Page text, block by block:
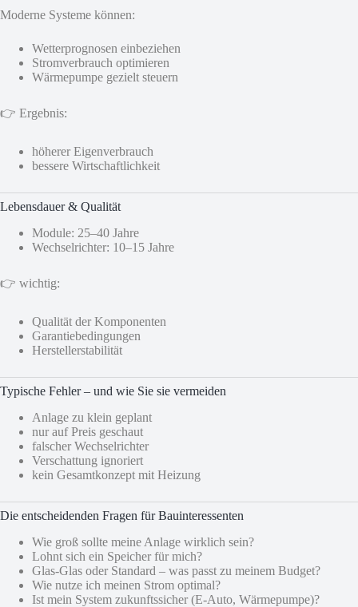
Moderne Systeme können:
Wetterprognosen einbeziehen
Stromverbrauch optimieren
Wärmepumpe gezielt steuern
👉 Ergebnis:
höherer Eigenverbrauch
bessere Wirtschaftlichkeit
Lebensdauer & Qualität
Module: 25–40 Jahre
Wechselrichter: 10–15 Jahre
👉 wichtig:
Qualität der Komponenten
Garantiebedingungen
Herstellerstabilität
Typische Fehler – und wie Sie sie vermeiden
Anlage zu klein geplant
nur auf Preis geschaut
falscher Wechselrichter
Verschattung ignoriert
kein Gesamtkonzept mit Heizung
Die entscheidenden Fragen für Bauinteressenten
Wie groß sollte meine Anlage wirklich sein?
Lohnt sich ein Speicher für mich?
Glas-Glas oder Standard – was passt zu meinem Budget?
Wie nutze ich meinen Strom optimal?
Ist mein System zukunftssicher (E-Auto, Wärmepumpe)?